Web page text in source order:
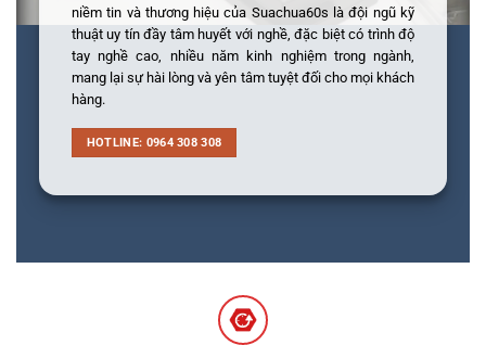
niềm tin và thương hiệu của Suachua60s là đội ngũ kỹ
thuật uy tín đầy tâm huyết với nghề, đặc biệt có trình độ
tay nghề cao, nhiều năm kinh nghiệm trong ngành,
mang lại sự hài lòng và yên tâm tuyệt đối cho mọi khách
hàng.
HOTLINE: 0964 308 308